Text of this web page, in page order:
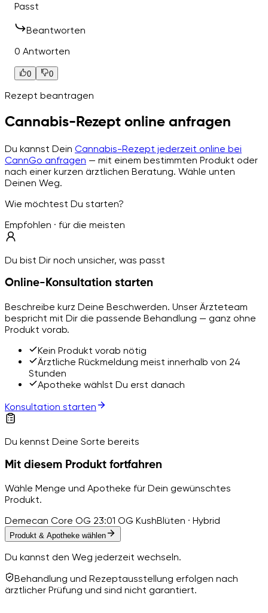
Passt
Beantworten
0 Antworten
0 0
Rezept beantragen
Cannabis-Rezept online anfragen
Du kannst Dein Cannabis-Rezept jederzeit online bei
CannGo anfragen — mit einem bestimmten Produkt oder
nach einer kurzen ärztlichen Beratung. Wähle unten
Deinen Weg.
Wie möchtest Du starten?
Empfohlen · für die meisten
Du bist Dir noch unsicher, was passt
Online-Konsultation starten
Beschreibe kurz Deine Beschwerden. Unser Ärzteteam
bespricht mit Dir die passende Behandlung — ganz ohne
Produkt vorab.
Kein Produkt vorab nötig
Ärztliche Rückmeldung meist innerhalb von 24
Stunden
Apotheke wählst Du erst danach
Konsultation starten
Du kennst Deine Sorte bereits
Mit diesem Produkt fortfahren
Wähle Menge und Apotheke für Dein gewünschtes
Produkt.
Demecan Core OG 23:01 OG KushBlüten · Hybrid
Produkt & Apotheke wählen
Du kannst den Weg jederzeit wechseln.
Behandlung und Rezeptausstellung erfolgen nach
ärztlicher Prüfung und sind nicht garantiert.